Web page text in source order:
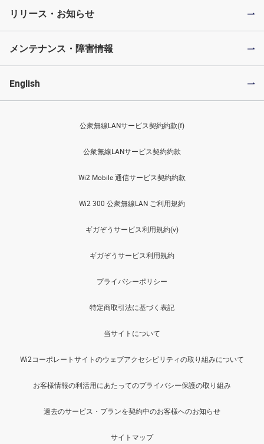
リリース・お知らせ
メンテナンス・障害情報
English
公衆無線LANサービス契約約款(f)
公衆無線LANサービス契約約款
Wi2 Mobile 通信サービス契約約款
Wi2 300 公衆無線LAN ご利用規約
ギガぞうサービス利用規約(v)
ギガぞうサービス利用規約
プライバシーポリシー
特定商取引法に基づく表記
当サイトについて
Wi2コーポレートサイトのウェブアクセシビリティの取り組みについて
お客様情報の利活用にあたってのプライバシー保護の取り組み
過去のサービス・プランを契約中のお客様へのお知らせ
サイトマップ